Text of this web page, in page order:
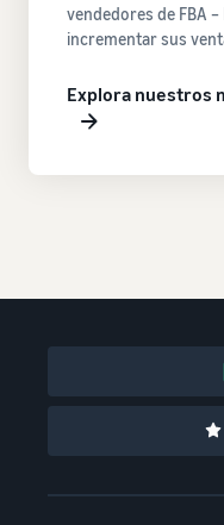
vendedores de FBA
incrementar sus
Explora nuestros